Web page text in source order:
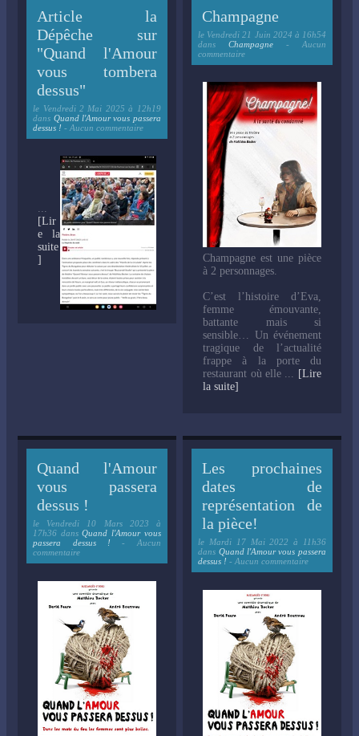
Article la
Dépêche sur
"Quand l'Amour
vous tombera
dessus"
le Vendredi 2 Mai 2025 à 12h19
dans Quand l'Amour vous passera
dessus ! - Aucun commentaire
...
[Lir
e la
suite
]
Champagne
le Vendredi 21 Juin 2024 à 16h54
dansChampagne - Aucun
commentaire
Champagne est une pièce
à 2 personnages.
C’est l’histoire d’Eva,
femme émouvante,
battante mais si
sensible… Un événement
tragique de l’actualité
frappe à la porte du
restaurant où elle ...
[Lire
la suite]
Quand l'Amour
vous passera
dessus !
le Vendredi 10 Mars 2023 à
17h36 dansQuand l'Amour vous
passera dessus ! - Aucun
commentaire
Les prochaines
dates de
représentation de
la pièce!
le Mardi 17 Mai 2022 à 11h36
dans Quand l'Amour vous passera
dessus ! - Aucun commentaire